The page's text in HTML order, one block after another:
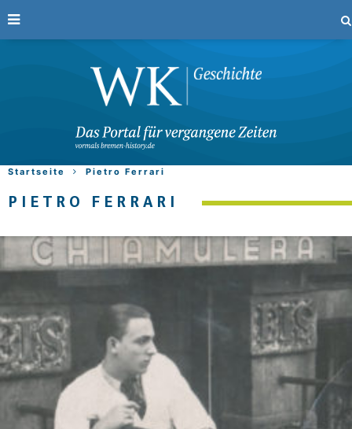
Startseite Pietro Ferrari
PIETRO FERRARI